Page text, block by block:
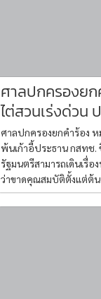
ศาลปกครองย
ไต่สวนเร่งด่ว
ศาลปกครองยกคำร้อง
พ้นเก้าอี้ประธาน กสทช.
รัฐมนตรีสามารถเดินเรื่
ว่าขาดคุณสมบัติตั้งแต่ต้น